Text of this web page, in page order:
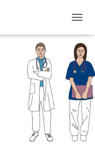
O
G
G
L
A
V
I
G
A
T